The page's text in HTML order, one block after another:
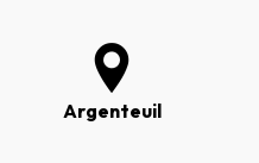
Argenteuil